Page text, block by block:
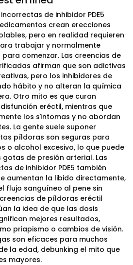
de inhibidor PDE5
crean erecciones
pero en realidad requieren
trabajar y normalmente
comenzar. Las creencias de
afirman que son adictivas
pero los inhibidores de
hábito y no alteran la química
Otro mito es que curan
eréctil, mientras que
los síntomas y no abordan
La gente suele suponer
píldoras son seguras para
o alcohol excesivo, lo que puede
de presión arterial. Las
de inhibidor PDE5 también
aumentan la libido directamente,
flujo sanguíneo al pene sin
de píldoras eréctil
la idea de que las dosis
mejores resultados,
priapismo o cambios de visión.
son eficaces para muchos
la edad, debunking el mito que
mayores.